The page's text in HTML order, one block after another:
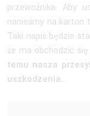
przewoźnika. Aby
nanieśmy na karton
Taki napis będzie
że ma obchodzić
temu nasza
uszkodzenia.